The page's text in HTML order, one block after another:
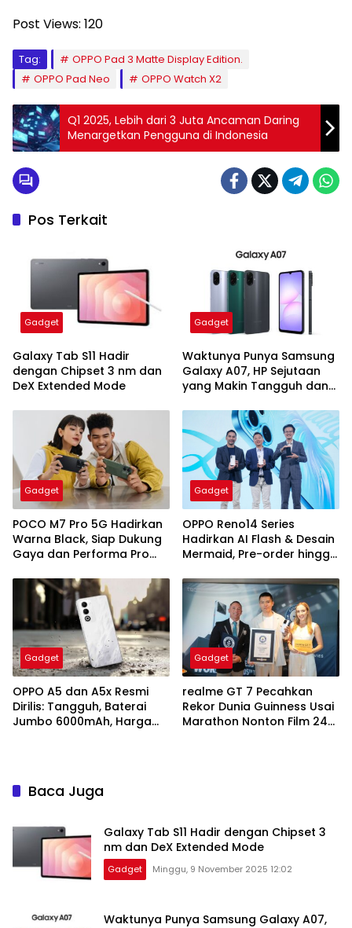
Post Views: 120
Tag:
OPPO Pad 3 Matte Display Edition.
OPPO Pad Neo
OPPO Watch X2
Q1 2025, Lebih dari 3 Juta Ancaman Daring
Menargetkan Pengguna di Indonesia
Pos Terkait
Gadget
Galaxy Tab S11 Hadir
dengan Chipset 3 nm dan
DeX Extended Mode
Gadget
Waktunya Punya Samsung
Galaxy A07, HP Sejutaan
yang Makin Tangguh dan
Gadget
POCO M7 Pro 5G Hadirkan
Warna Black, Siap Dukung
Gaya dan Performa Pro
Gadget
OPPO Reno14 Series
Hadirkan AI Flash & Desain
Mermaid, Pre-order hingga
Gadget
OPPO A5 dan A5x Resmi
Dirilis: Tangguh, Baterai
Jumbo 6000mAh, Harga
Gadget
realme GT 7 Pecahkan
Rekor Dunia Guinness Usai
Marathon Nonton Film 24
Baca Juga
Galaxy Tab S11 Hadir dengan Chipset 3
nm dan DeX Extended Mode
Gadget Minggu, 9 November 2025 12:02
Waktunya Punya Samsung Galaxy A07,